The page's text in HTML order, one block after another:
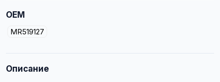
OEM
MR519127
Описание